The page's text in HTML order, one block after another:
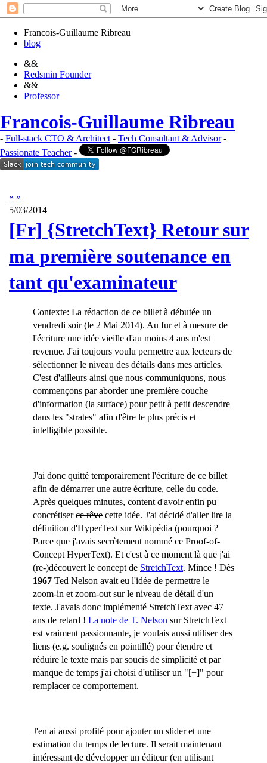
Francois-Guillaume Ribreau
blog
&&
Redsmin Founder
&&
Professor
Francois-Guillaume Ribreau
- Full-stack CTO & Architect - Tech Consultant & Advisor-
Passionate Teacher-
« »
5/03/2014
[Fr] {StretchText} Retour sur
ma première soutenance en
tant qu'examinateur
r
a
n
c
o
i
s
-
G
l
a
u
m
e
R
i
b
r
e
a
u
Contexte: La rédaction de ce billet à débutée un
vendredi soir (le 2 Mai 2014). Au fur et à mesure de
l'écriture une idée vieille d'au moins 4 ans m'est
revenue. J'ai toujours voulu permettre aux lecteurs de
sélectionner le niveau des détails dans mes articles.
C'est d'ailleurs ainsi que nous communiquons, nous
commençons par aborder une première couche
d'information (la surface) pour petit à petit descendre
dans les "strates" afin d'être le plus précis et
intelligible possible.
J'ai donc quitté temporairement l'écriture de ce billet
afin de démarrer une autre écriture, celle du code.
Après quelques minutes, content d'avoir enfin pu
concrétiserce rêve cette idée. J'ai décidé d'aller lire la
définition d'HyperText sur Wikipédia (pourquoi ?
Parce que j'avais secrètement nommé ce Proof-of-
Concept HyperText). Et c'est à ce moment là que j'ai
(re-)découvert le concept de StretchText. Mince ! Dès
1967 Ted Nelson avait eu l'idée de permettre le
zoom-in et zoom-out sur le niveau de détail d'un
texte. J'avais donc implémenté StretchText avec 47
ans de retard ! La note de T. Nelson sur StretchText
est vraiment passionnante, je voulais aussi utiliser des
liens (e.g. soulignés en pointillé) pour étendre et
réduire le texte mais par soucis de simplicité et par
manque de temps j'ai choisi d'utiliser un "[+]" pour
remplacer ce comportement.
J'en ai aussi profité pour ajouter un slider et une
estimation du temps de lecture. Il serait maintenant
intéressant de développer un éditeur (en utilisant